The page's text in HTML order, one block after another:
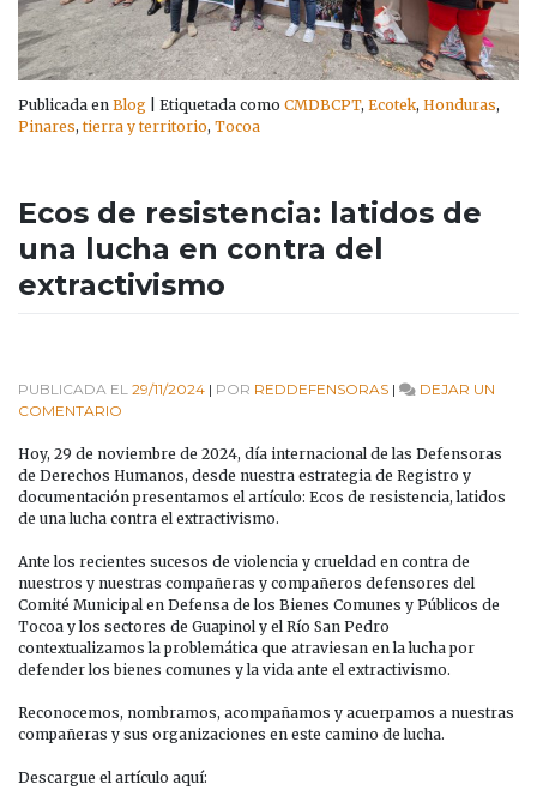
Publicada en Blog Etiquetada como CMDBCPT, Ecotek, Honduras,
Pinares, tierra y territorio, Tocoa
Ecos de resistencia: latidos de
una lucha en contra del
extractivismo
PUBLICADA EL 29/11/2024 | POR REDDEFENSORAS |
DEJAR UN
COMENTARIO
DE
RESISTENCIA:
LATIDOS
DE
LUCHA
EN
CONTRA
DEL
EXTRACTIVISMO
Hoy, 29 de noviembre de 2024, día internacional de las Defensoras
de Derechos Humanos, desde nuestra estrategia de Registro y
documentación presentamos el artículo: Ecos de resistencia, latidos
de una lucha contra el extractivismo.
Ante los recientes sucesos de violencia y crueldad en contra de
nuestros y nuestras compañeras y compañeros defensores del
Comité Municipal en Defensa de los Bienes Comunes y Públicos de
Tocoa y los sectores de Guapinol y el Río San Pedro
contextualizamos la problemática que atraviesan en la lucha por
defender los bienes comunes y la vida ante el extractivismo.
Reconocemos, nombramos, acompañamos y acuerpamos a nuestras
compañeras y sus organizaciones en este camino de lucha.
Descargue el artículo aquí: